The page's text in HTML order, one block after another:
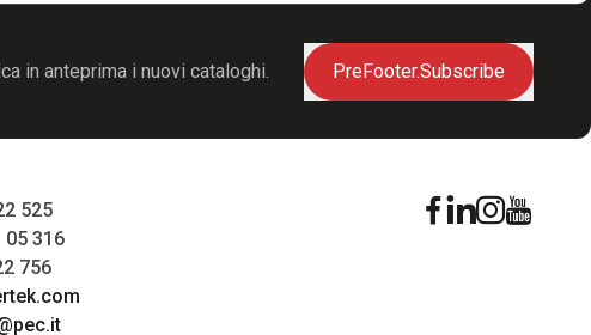
in anteprima i nuovi cataloghi. PreFooter.Subscribe
525
05 316
756